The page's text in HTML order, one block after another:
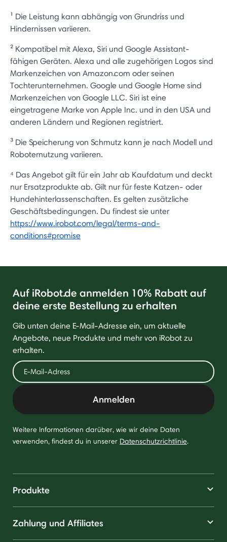
¹ Die Leistung kann abhängig von Grundriss und
Hindernissen variieren.
² Kompatibel mit Alexa, Siri und Google Assistant-
fähigen Geräten. Alexa und alle zugehörigen Logos sind
Markenzeichen von Amazon.com oder seinen
Tochterunternehmen. Google und Google Home sind
Markenzeichen von Google LLC. Siri ist eine
eingetragene Marke von Apple Inc. und in den USA und
anderen Ländern und Regionen registriert.
³ Die Speicherung von Schmutz kann je nach Modell und
Roboternutzung variieren.
⁴ Das Angebot gilt für ein Jahr ab Kaufdatum und deckt
nur Ersatzprodukte ab. Gilt nur für feste Katzen- oder
Hundehinterlassenschaften. Es gelten zusätzliche
Geschäftsbedingungen. Du findest sie unter
https://www.irobot.com/legal/terms-and-
conditions#promise
Auf iRobot.de anmelden 10% Rabatt auf
deine erste Bestellung zu erhalten
Gib unten deine E-Mail-Adresse ein, um aktuelle
Angebote, neue Produkte und mehr von iRobot zu
erhalten.
Anmelden
Weitere Informationen darüber, wie wir deine Daten
verwenden, findest du in unserer Datenschutzrichtlinie.
Produkte
Zahlung und Affiliates